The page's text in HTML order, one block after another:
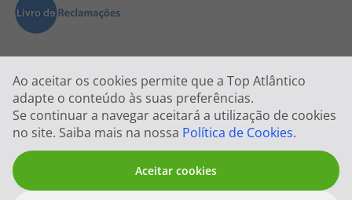
Ao aceitar os cookies permite que a Top Atlântico
adapte o conteúdo às suas preferências.
Se continuar a navegar aceitará a utilização de cookies
no site. Saiba mais na nossa Política de Cookies.
Aceitar cookies
2026 © Todos os direitos reservados:Top Atlântico, Viagens e Turismo